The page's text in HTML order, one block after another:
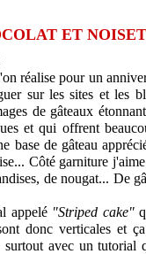
ET
réalise pour un
sur les sites et les
de gâteaux
et qui offrent
base de gâteau
Côté garniture
de nougat... De
appelé "Striped cake"
donc verticales et
surtout avec un tutorial